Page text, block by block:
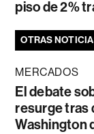
piso de 2%
OTRAS
MERCADOS
El debate
resurge tras
Washington